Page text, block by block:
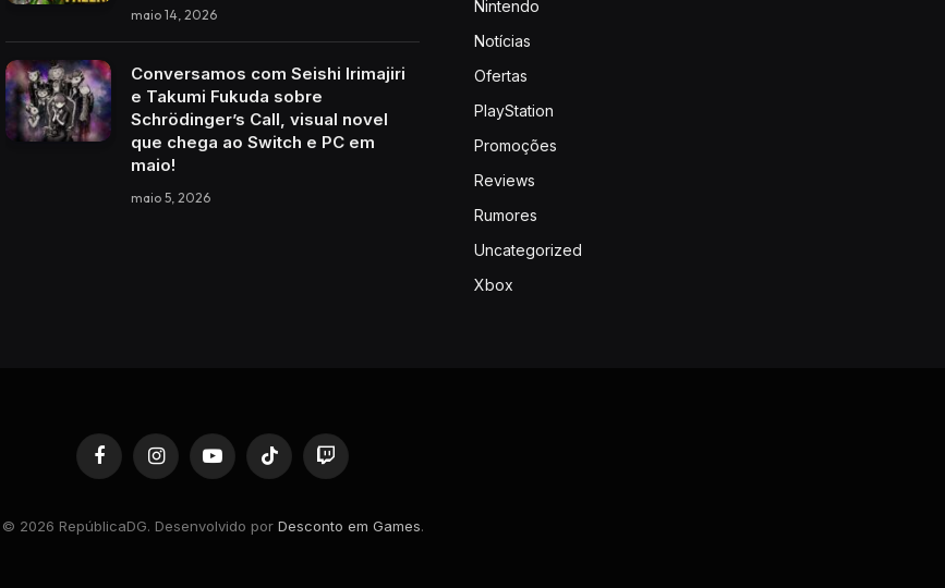
maio 14, 2026
Conversamos com Seishi Irimajiri
e Takumi Fukuda sobre
Schrödinger’s Call, visual novel
que chega ao Switch e PC em
maio!
maio 5, 2026
Nintendo
Notícias
Ofertas
PlayStation
Promoções
Reviews
Rumores
Uncategorized
Xbox
FacebookInstagramYouTubeTikTok Twitch
© 2026 RepúblicaDG. Desenvolvido por Desconto em Games.